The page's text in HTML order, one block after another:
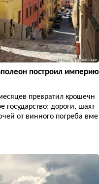
построил империю
превратил крошечн
государство: дороги, шахт
от винного погреба вме